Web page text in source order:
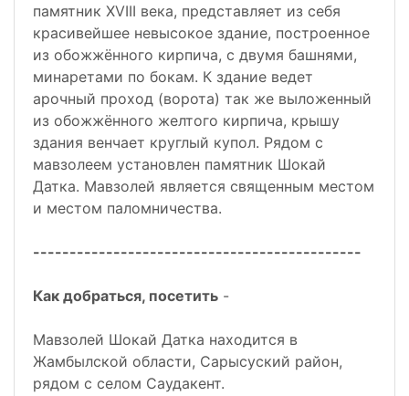
памятник XVIII века, представляет из себя
красивейшее невысокое здание, построенное
из обожжённого кирпича, с двумя башнями,
минаретами по бокам. К здание ведет
арочный проход (ворота) так же выложенный
из обожжённого желтого кирпича, крышу
здания венчает круглый купол. Рядом с
мавзолеем установлен памятник Шокай
Датка. Мавзолей является священным местом
и местом паломничества.
---------------------------------------------
Как добраться, посетить -
Мавзолей Шокай Датка находится в
Жамбылской области, Сарысуский район,
рядом с селом Саудакент.